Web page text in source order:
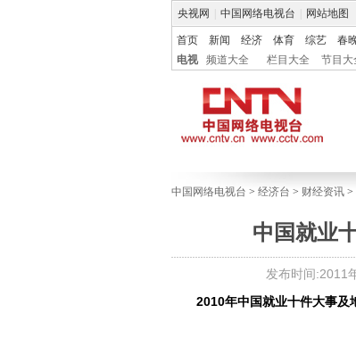
央视网 中国网络电视台 网站地图
首页 新闻 经济 体育 综艺 春
电视
频道大全 栏目大全 节目大
中国网络电视台 > 经济台 > 财经资讯 >
中国就业
发布时间:2011
2010年中国就业十件大事及